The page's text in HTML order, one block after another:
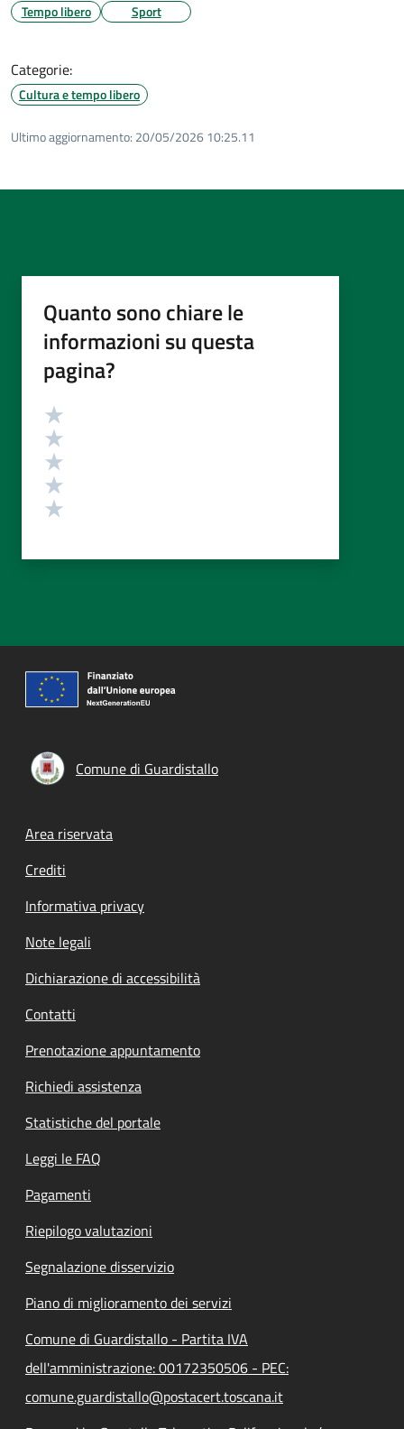
Tempo libero Sport
Categorie:
Cultura e tempo libero
Ultimo aggiornamento: 20/05/2026 10:25.11
Quanto sono chiare le
informazioni su questa
pagina?
Valutazione
Comune di Guardistallo
Footer menu
Area riservata
Crediti
Informativa privacy
Note legali
Dichiarazione di accessibilità
Contatti
Prenotazione appuntamento
Richiedi assistenza
Statistiche del portale
Leggi le FAQ
Pagamenti
Riepilogo valutazioni
Segnalazione disservizio
Piano di miglioramento dei servizi
Comune di Guardistallo - Partita IVA
dell'amministrazione: 00172350506 - PEC:
comune.guardistallo@postacert.toscana.it